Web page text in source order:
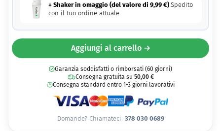
+ Shaker in omaggio (del valore di 9,99 €) Spedito
con il tuo ordine attuale
Aggiungi al carrello →
Garanzia soddisfatti o rimborsati (60 giorni)
Consegna gratuita su 50,00 €
Consegna standard entro 1-3 giorni lavorativi
Domande? Chiamateci: 378 030 0689